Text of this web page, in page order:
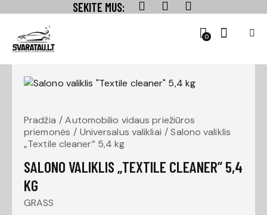
SEKITE MUS:
0
Pradžia
Automobilio vidaus priežiūros
priemonės
Universalus valikliai
Salono valiklis
„Textile cleaner” 5,4 kg
SALONO VALIKLIS „TEXTILE CLEANER” 5,4
KG
GRASS